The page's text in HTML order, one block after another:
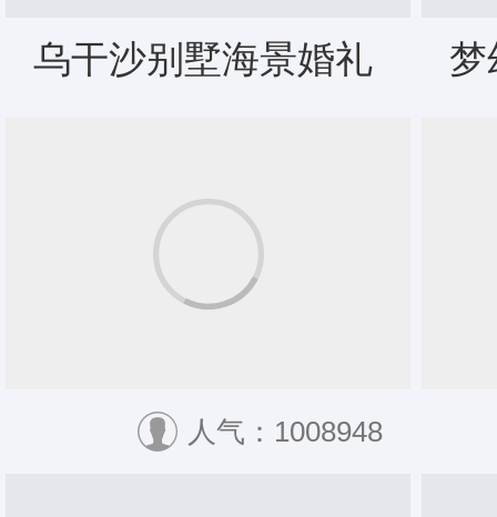
乌干沙别墅海景婚礼
人气：1008948
梦